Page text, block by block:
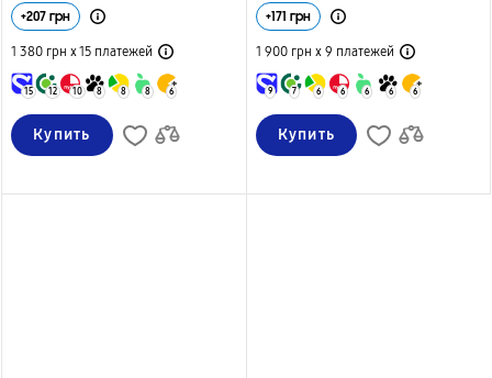
+207 грн
1 380 грн х 15 платежей
15 12 10 8 8 8 6
Купить
+171 грн
1 900 грн х 9 платежей
9 7 6 6 6 6 6
Купить